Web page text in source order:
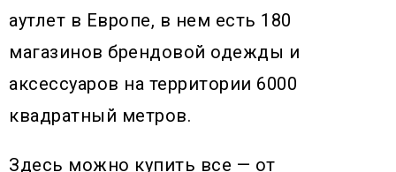
аутлет в Европе, в нем есть 180
магазинов брендовой одежды и
аксессуаров на территории 6000
квадратный метров.
Здесь можно купить все — от